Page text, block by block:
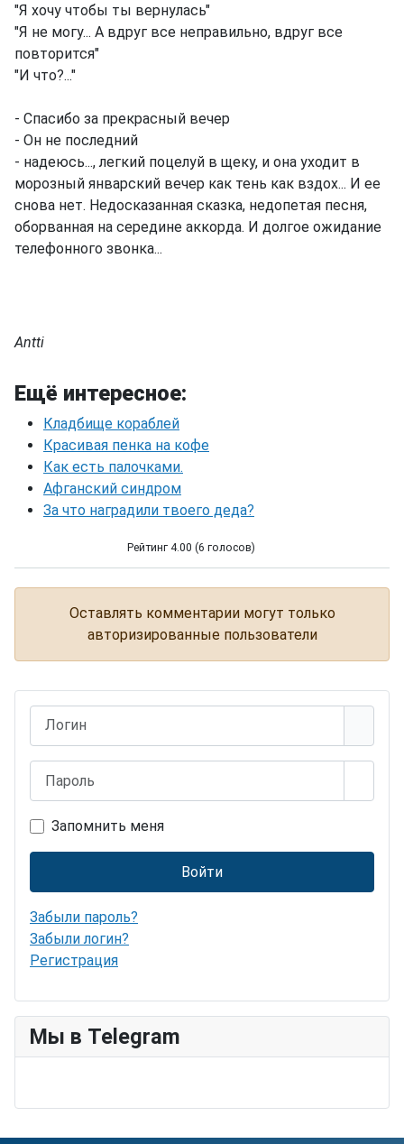
"Я хочу чтобы ты вернулась"
"Я не могу... А вдруг все неправильно, вдруг все
повторится"
"И что?..."
- Спасибо за прекрасный вечер
- Он не последний
- надеюсь..., легкий поцелуй в щеку, и она уходит в
морозный январский вечер как тень как вздох... И ее
снова нет. Недосказанная сказка, недопетая песня,
оборванная на середине аккорда. И долгое ожидание
телефонного звонка...
Antti
Ещё интересное:
Кладбище кораблей
Красивая пенка на кофе
Как есть палочками.
Афганский синдром
За что наградили твоего деда?
Рейтинг 4.00 (6 голосов)
Оставлять комментарии могут только
авторизированные пользователи
Запомнить меня
Войти
Забыли пароль?
Забыли логин?
Регистрация
Мы в Telegram